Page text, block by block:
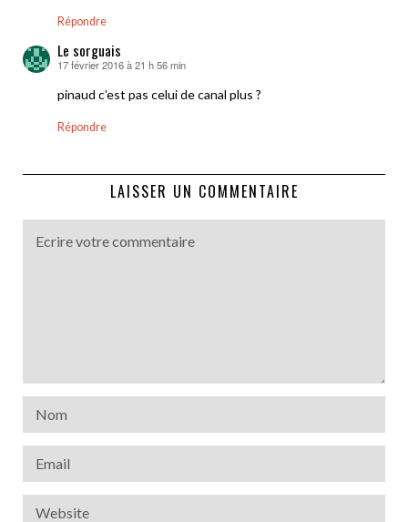
Répondre
Le sorguais
dit :
17 février 2016 à 21 h 56 min
pinaud c’est pas celui de canal plus ?
Répondre
LAISSER UN COMMENTAIRE